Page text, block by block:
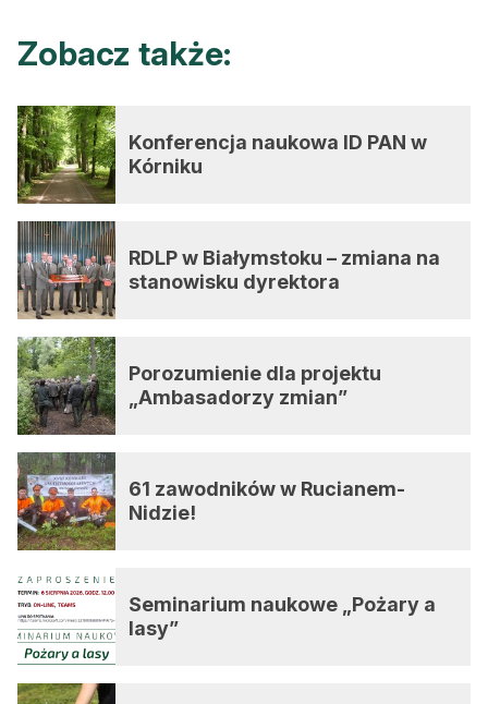
Zobacz także:
Konferencja naukowa ID PAN w
Kórniku
RDLP w Białymstoku – zmiana na
stanowisku dyrektora
Porozumienie dla projektu
„Ambasadorzy zmian”
61 zawodników w Rucianem-
Nidzie!
Seminarium naukowe „Pożary a
lasy”